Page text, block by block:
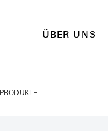
ÜBER UNS
PRODUKTE